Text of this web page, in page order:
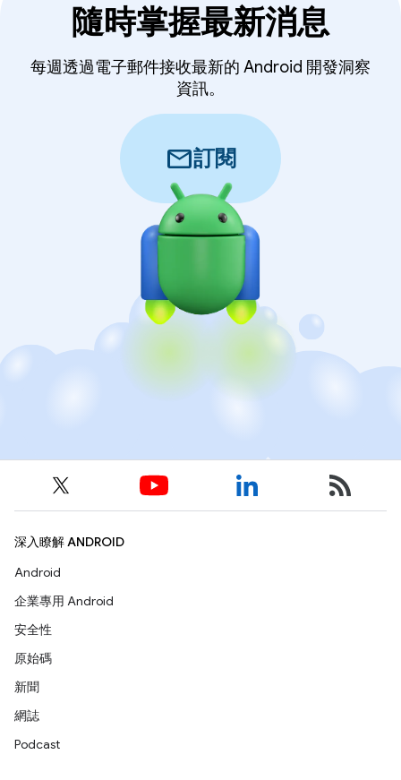
隨時掌握最新消息
每週透過電子郵件接收最新的 Android 開發洞察
資訊。
mail訂閱
深入瞭解 ANDROID
Android
企業專用 Android
安全性
原始碼
新聞
網誌
Podcast